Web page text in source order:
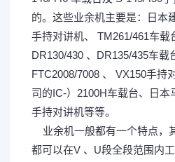
的。这些业余机主要是：日本
手持对讲机、 TM261/461车载
DR130/430 、DR135/435车载
FTC2008/7008 、 VX150手持
司的IC-）2100H车载台、日本
手持对讲机等等。
业余机一般都有一个特点，
都可以在V 、U段全段范围内